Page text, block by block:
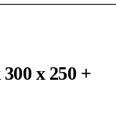
x 250 +